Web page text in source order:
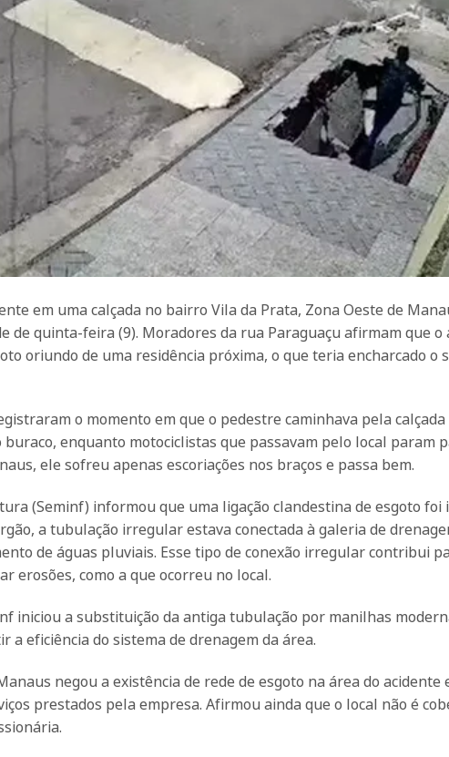
em uma calçada no bairro Vila da Prata, Zona Oeste de
de quinta-feira (9). Moradores da rua Paraguaçu afirmam que o
oriundo de uma residência próxima, o que teria encharcado o
o momento em que o pedestre caminhava pela calçada
enquanto motociclistas que passavam pelo local param
ele sofreu apenas escoriações nos braços e passa bem.
(Seminf) informou que uma ligação clandestina de esgoto foi
a tubulação irregular estava conectada à galeria de
de águas pluviais. Esse tipo de conexão irregular contribui
erosões, como a que ocorreu no local.
iniciou a substituição da antiga tubulação por manilhas
a eficiência do sistema de drenagem da área.
negou a existência de rede de esgoto na área do acidente
prestados pela empresa. Afirmou ainda que o local não é